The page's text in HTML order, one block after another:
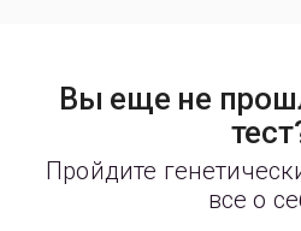
Вы еще не
Пройдите
все о